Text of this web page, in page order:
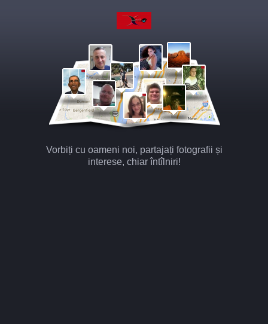
Vorbiți cu oameni noi, partajați fotografii și
interese, chiar întîlniri!